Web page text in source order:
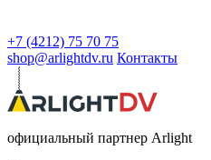
+7 (4212) 75 70 75
shop@arlightdv.ru Контакты
официальный партнер Arlight